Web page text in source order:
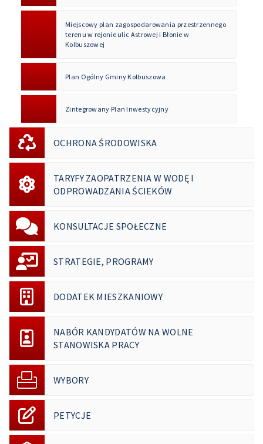
Miejscowy plan zagospodarowania przestrzennego
terenu w rejonie ulic Astrowej i Błonie w
Kolbuszowej
Plan Ogólny Gminy Kolbuszowa
Zintegrowany Plan Inwestycyjny
OCHRONA ŚRODOWISKA
TARYFY ZAOPATRZENIA W WODĘ I
ODPROWADZANIA ŚCIEKÓW
KONSULTACJE SPOŁECZNE
STRATEGIE, PROGRAMY
DODATEK MIESZKANIOWY
NABÓR KANDYDATÓW NA WOLNE
STANOWISKA PRACY
WYBORY
PETYCJE